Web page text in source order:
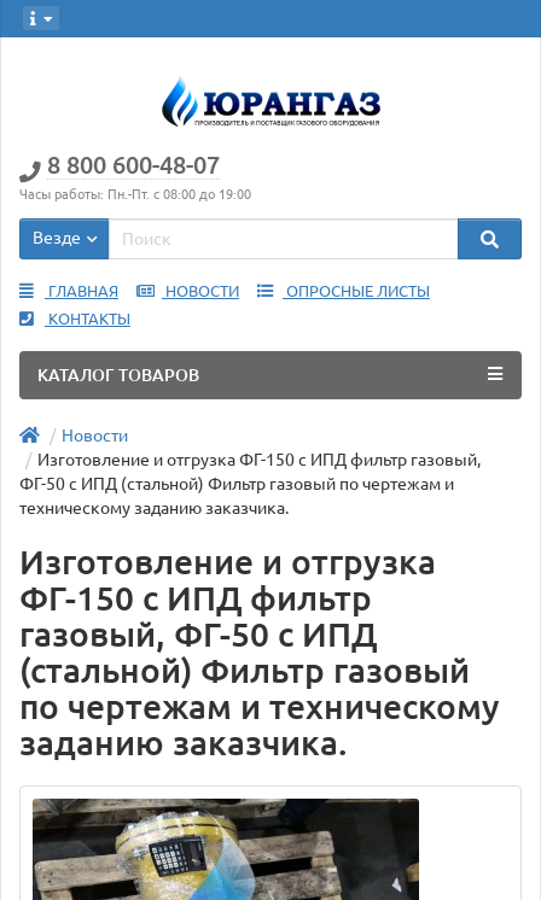
8 800 600-48-07
Часы работы: Пн.-Пт. с 08:00 до 19:00
Везде
ГЛАВНАЯ НОВОСТИ
ОПРОСНЫЕ ЛИСТЫ
КОНТАКТЫ
КАТАЛОГ ТОВАРОВ
Новости
Изготовление и отгрузка ФГ-150 с ИПД фильтр газовый,
ФГ-50 с ИПД (стальной) Фильтр газовый по чертежам и
техническому заданию заказчика.
Изготовление и отгрузка
ФГ-150 с ИПД фильтр
газовый, ФГ-50 с ИПД
(стальной) Фильтр газовый
по чертежам и техническому
заданию заказчика.